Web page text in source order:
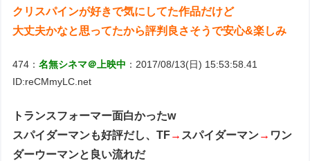
クリスパインが好きで気にしてた作品だけど
大丈夫かなと思ってたから評判良さそうで安心&楽しみ
474：名無シネマ＠上映中 ：2017/08/13(日) 15:53:58.41
ID:reCMmyLC.net
トランスフォーマー面白かったw
スパイダーマンも好評だし、TF→ スパイダーマン→ ワン
ダーウーマンと良い流れだ